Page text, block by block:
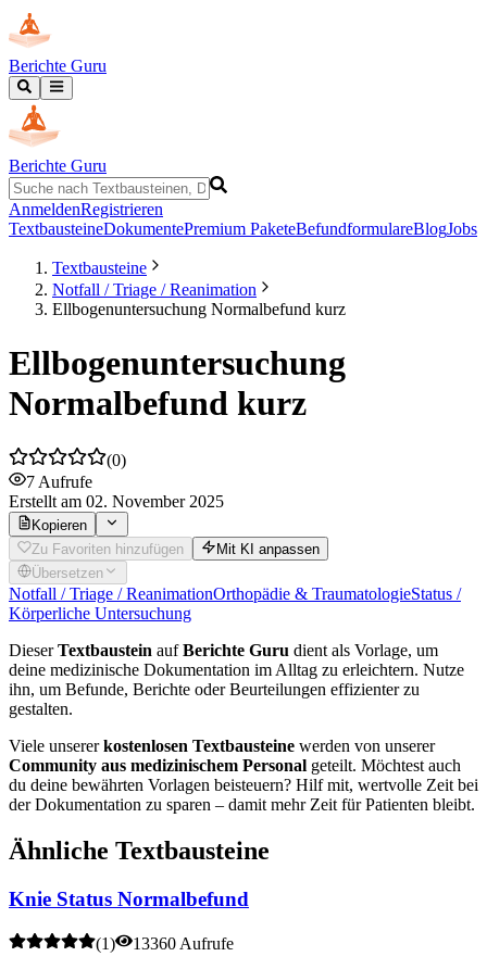
Berichte Guru
Berichte Guru
AnmeldenRegistrieren
TextbausteineDokumentePremium PaketeBefundformulareBlogJobs
Textbausteine
Notfall / Triage / Reanimation
Ellbogenuntersuchung Normalbefund kurz
Ellbogenuntersuchung
Normalbefund kurz
(0)
7 Aufrufe
Erstellt am 02. November 2025
Kopieren
Zu Favoriten hinzufügen
Mit KI anpassen
Übersetzen
Notfall / Triage / ReanimationOrthopädie & TraumatologieStatus /
Körperliche Untersuchung
DieserTextbaustein aufBerichte Guru dient als Vorlage, um
deine medizinische Dokumentation im Alltag zu erleichtern. Nutze
ihn, um Befunde, Berichte oder Beurteilungen effizienter zu
gestalten.
Viele unsererkostenlosen Textbausteine werden von unserer
Community aus medizinischem Personal geteilt. Möchtest auch
du deine bewährten Vorlagen beisteuern? Hilf mit, wertvolle Zeit bei
der Dokumentation zu sparen – damit mehr Zeit für Patienten bleibt.
Ähnliche Textbausteine
Knie Status Normalbefund
(1)
13360 Aufrufe